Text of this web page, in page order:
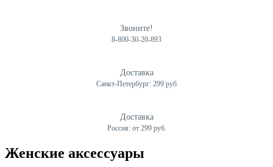
Звоните!
8-800-30-20-893
Доставка
Санкт-Петербург: 299 руб
Доставка
Россия: от 299 руб.
Женские аксессуары